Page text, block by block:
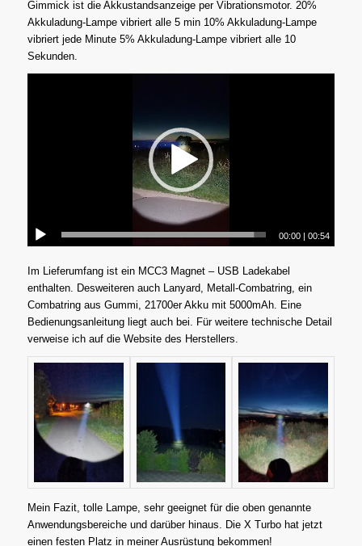
Gimmick ist die Akkustandsanzeige per Vibrationsmotor. 20%
Akkuladung-Lampe vibriert alle 5 min 10% Akkuladung-Lampe
vibriert jede Minute 5% Akkuladung-Lampe vibriert alle 10
Sekunden.
00:00 |00:54
Im Lieferumfang ist ein MCC3 Magnet – USB Ladekabel
enthalten. Desweiteren auch Lanyard, Metall-Combatring, ein
Combatring aus Gummi, 21700er Akku mit 5000mAh. Eine
Bedienungsanleitung liegt auch bei. Für weitere technische Detail
verweise ich auf die Website des Herstellers.
Mein Fazit, tolle Lampe, sehr geeignet für die oben genannte
Anwendungsbereiche und darüber hinaus. Die X Turbo hat jetzt
einen festen Platz in meiner Ausrüstung bekommen!